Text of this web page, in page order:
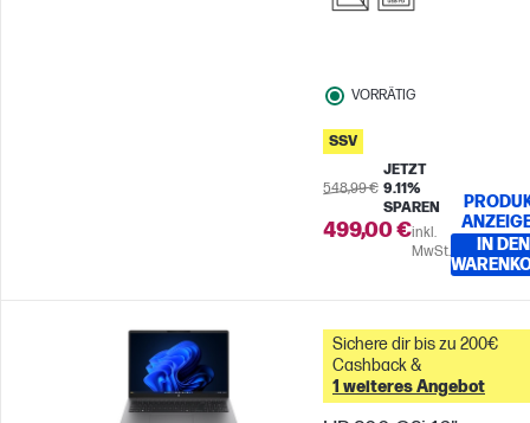
VORRÄTIG
SSV
548,99 €
JETZT
9.11%
SPAREN
499,00 €inkl.
MwSt.
IN DEN
Sichere dir bis zu 200€
Cashback &
1 weiteres Angebot